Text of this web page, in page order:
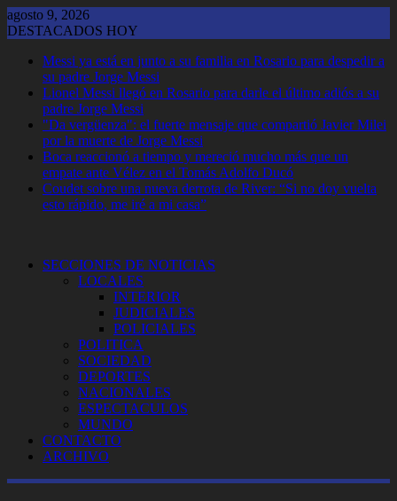
Saltar
al
agosto 9, 2026
DESTACADOS HOY
Messi ya está en junto a su familia en Rosario para despedir a
su padre Jorge Messi
Lionel Messi llegó en Rosario para darle el último adiós a su
padre Jorge Messi
"Da vergüenza": el fuerte mensaje que compartió Javier Milei
por la muerte de Jorge Messi
Boca reaccionó a tiempo y mereció mucho más que un
empate ante Vélez en el Tomás Adolfo Ducó
Coudet sobre una nueva derrota de River: “Si no doy vuelta
esto rápido, me iré a mi casa”
SECCIONES DE NOTICIAS
LOCALES
INTERIOR
JUDICIALES
POLICIALES
POLITICA
SOCIEDAD
DEPORTES
NACIONALES
ESPECTACULOS
MUNDO
CONTACTO
ARCHIVO